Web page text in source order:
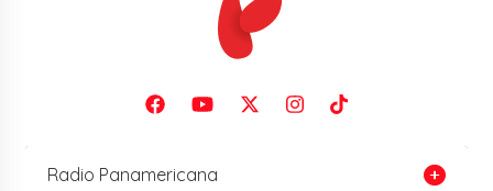
Radio Panamericana